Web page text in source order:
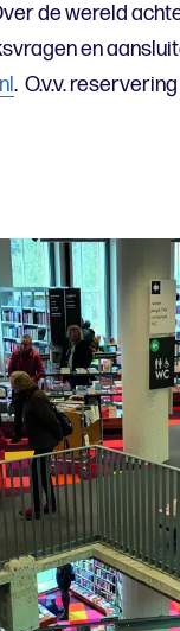
de wereld
en
. O.v.v.